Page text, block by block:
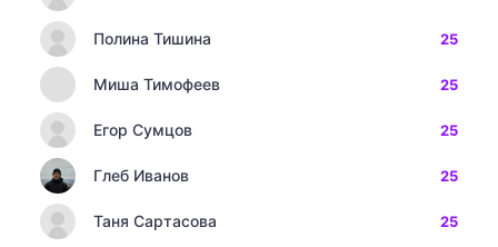
Полина Тишина 25
Миша Тимофеев 25
Егор Сумцов 25
Глеб Иванов 25
Таня Сартасова 25